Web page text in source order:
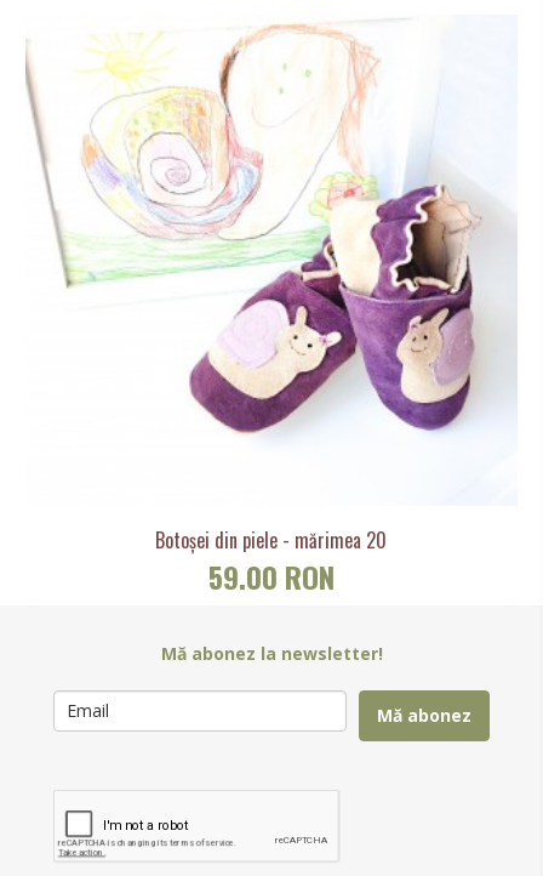
Botoșei din piele - mărimea 20
59.00 RON
Mă abonez la newsletter!
Mă abonez